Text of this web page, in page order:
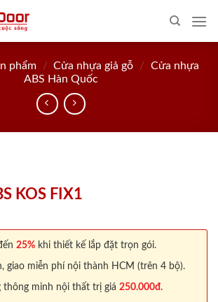
phẩm / Cửa nhựa giả gỗ /
Cửa nhựa
ABS Hàn Quốc
KOS FIX1
25% khi thiết kế lắp đặt trọn gói.
giao miễn phí nội thành HCM (trên 4 bộ).
thông minh nội thất trị giá 250.000đ.